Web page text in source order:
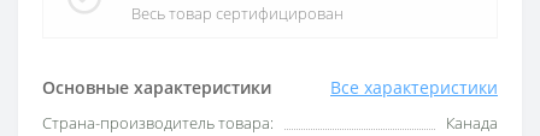
Основные характеристики Все характеристики
Страна-производитель товара:
Канада
Весь товар сертифицирован